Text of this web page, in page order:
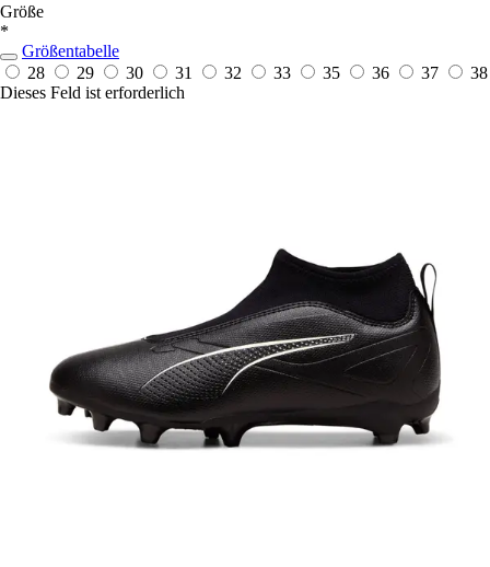
Größe
*
Größentabelle
28
29 30 31 32 33 35 36 37
38
Dieses Feld ist erforderlich